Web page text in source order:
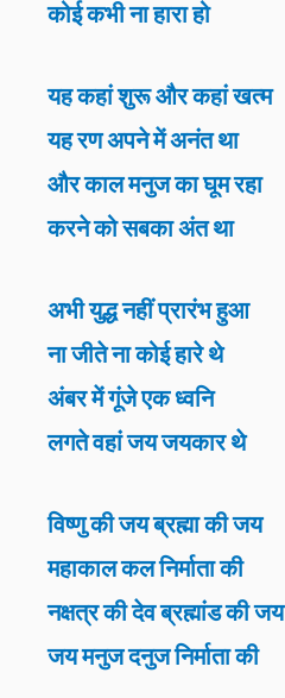
कोई कभी ना हारा हो
यह कहां शुरू और कहां खत्म
यह रण अपने में अनंत था
और काल मनुज का घूम रहा
करने को सबका अंत था
अभी युद्ध नहीं प्रारंभ हुआ
ना जीते ना कोई हारे थे
अंबर में गूंजे एक ध्वनि
लगते वहां जय जयकार थे
विष्णु की जय ब्रह्मा की जय
महाकाल कल निर्माता की
नक्षत्र की देव ब्रह्मांड की जय
जय मनुज दनुज निर्माता की